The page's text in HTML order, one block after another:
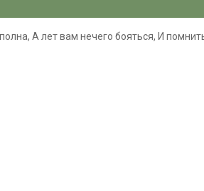
А лет вам нечего бояться, И